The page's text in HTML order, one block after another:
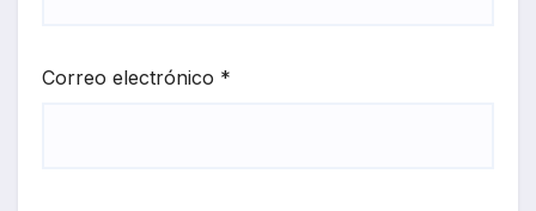
Correo electrónico *